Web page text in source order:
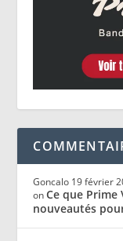
Goncalo 19 février
onCe que Prime
nouveautés